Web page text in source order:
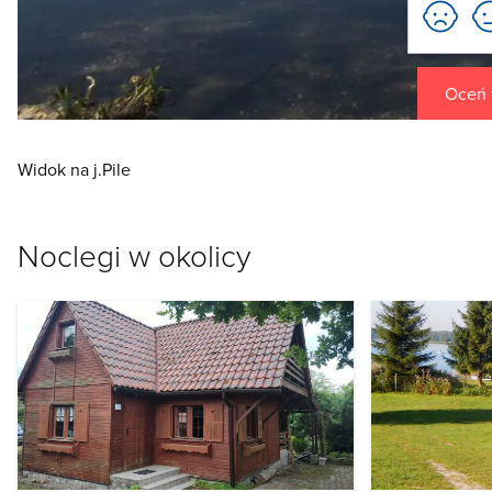
Oceń
Widok na j.Pile
Noclegi w okolicy